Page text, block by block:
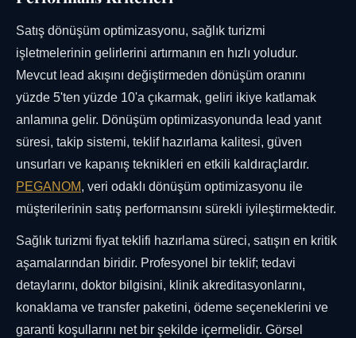
Satış dönüşüm optimizasyonu, sağlık turizmi
işletmelerinin gelirlerini artırmanın en hızlı yoludur.
Mevcut lead akışını değiştirmeden dönüşüm oranını
yüzde 5'ten yüzde 10'a çıkarmak, geliri ikiye katlamak
anlamına gelir. Dönüşüm optimizasyonunda lead yanıt
süresi, takip sistemi, teklif hazırlama kalitesi, güven
unsurları ve kapanış teknikleri en etkili kaldıraçlardır.
PEGANOM, veri odaklı dönüşüm optimizasyonu ile
müşterilerinin satış performansını sürekli iyileştirmektedir.
Sağlık turizmi fiyat teklifi hazırlama süreci, satışın en kritik
aşamalarından biridir. Profesyonel bir teklif; tedavi
detaylarını, doktor bilgisini, klinik akreditasyonlarını,
konaklama ve transfer paketini, ödeme seçeneklerini ve
garanti koşullarını net bir şekilde içermelidir. Görsel